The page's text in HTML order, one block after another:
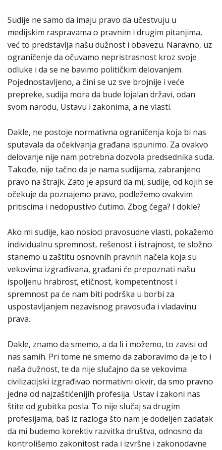
Sudije ne samo da imaju pravo da učestvuju u
medijskim raspravama o pravnim i drugim pitanjima,
već to predstavlja našu dužnost i obavezu. Naravno, uz
ograničenje da očuvamo nepristrasnost kroz svoje
odluke i da se ne bavimo političkim delovanjem.
Pojednostavljeno, a čini se uz sve brojnije i veće
prepreke, sudija mora da bude lojalan državi, odan
svom narodu, Ustavu i zakonima, a ne vlasti.
Dakle, ne postoje normativna ograničenja koja bi nas
sputavala da očekivanja građana ispunimo. Za ovakvo
delovanje nije nam potrebna dozvola predsednika suda.
Takođe, nije tačno da je nama sudijama, zabranjeno
pravo na štrajk. Zato je apsurd da mi, sudije, od kojih se
očekuje da poznajemo pravo, podležemo ovakvim
pritiscima i nedopustivo ćutimo. Zbog čega? I dokle?
Ako mi sudije, kao nosioci pravosudne vlasti, pokažemo
individualnu spremnost, rešenost i istrajnost, te složno
stanemo u zaštitu osnovnih pravnih načela koja su
vekovima izgrađivana, građani će prepoznati našu
ispoljenu hrabrost, etičnost, kompetentnost i
spremnost pa će nam biti podrška u borbi za
uspostavljanjem nezavisnog pravosuđa i vladavinu
prava.
Dakle, znamo da smemo, a da li i možemo, to zavisi od
nas samih. Pri tome ne smemo da zaboravimo da je to i
naša dužnost, te da nije slučajno da se vekovima
civilizacijski izgrađivao normativni okvir, da smo pravno
jedna od najzaštićenijih profesija. Ustav i zakoni nas
štite od gubitka posla. To nije slučaj sa drugim
profesijama, baš iz razloga što nam je dodeljen zadatak
da mi budemo korektiv razvitka društva, odnosno da
kontrolišemo zakonitost rada i izvršne i zakonodavne